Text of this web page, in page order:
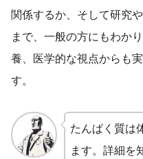
関係するか、そして研究
まで、一般の方にもわか
養、医学的な視点からも
す。
たんぱく質は
ます。詳細を